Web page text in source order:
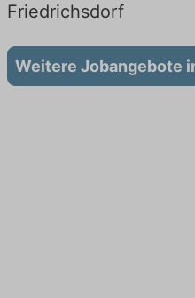
Friedrichsdorf
Weitere Jobangebote